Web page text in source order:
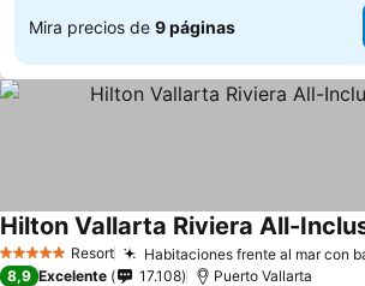
Mira precios de 9 páginas
5 Estrellas Resort Habitaciones frente al mar con
Hilton Vallarta Riviera All-
8,9 Excelente 17.108 Puerto Vallarta